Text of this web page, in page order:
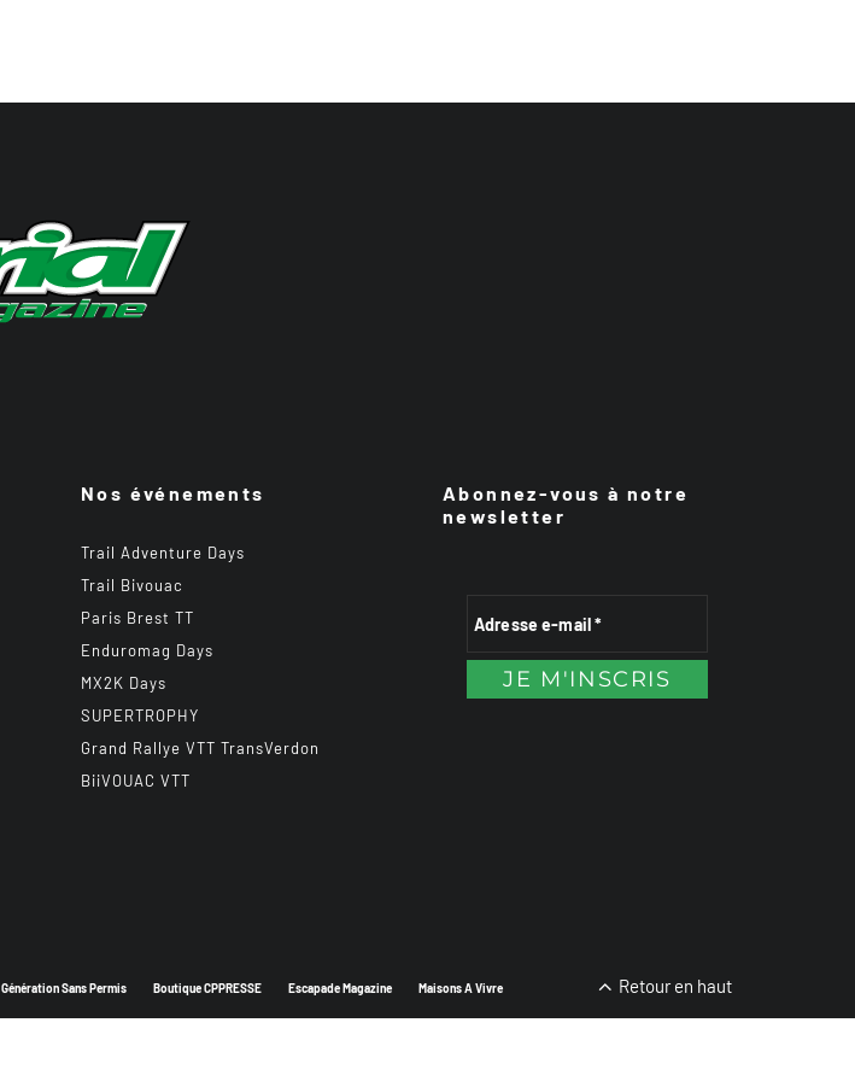
Nos événements
Trail Adventure Days
Trail Bivouac
Paris Brest TT
Enduromag Days
MX2K Days
SUPERTROPHY
Grand Rallye VTT TransVerdon
BiiVOUAC VTT
Abonnez-vous à notre
newsletter
Génération Sans Permis Boutique CPPRESSE Escapade Magazine Maisons A Vivre Retour en haut